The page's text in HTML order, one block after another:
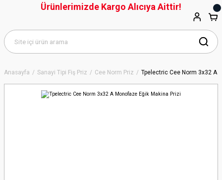
Anasayfa Sanayi Tipi Fiş Priz Cee Norm Priz Tpelectric Cee Norm 3x32 A
Ürünlerimizde Kargo Alıcıya Aittir!